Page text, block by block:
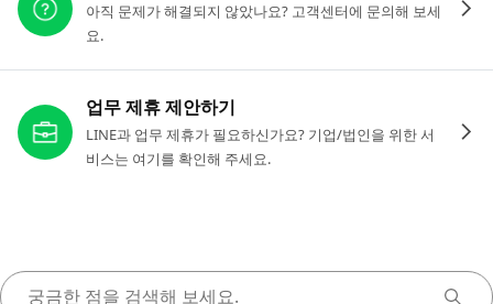
아직 문제가 해결되지 않았나요? 고객센터에 문의해 보세
요.
업무 제휴 제안하기
LINE과 업무 제휴가 필요하신가요? 기업/법인을 위한 서
비스는 여기를 확인해 주세요.